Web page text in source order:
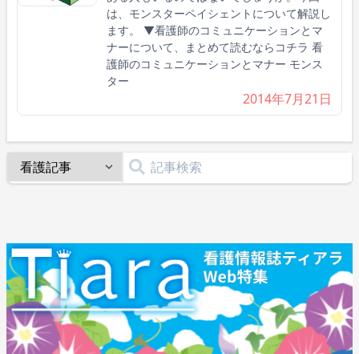
は、モンスターペイシェントについて解説し
ます。 ▼看護師のコミュニケーションとマ
ナーについて、まとめて読むならコチラ 看
護師のコミュニケーションとマナー モンス
ター
2014年7月21日